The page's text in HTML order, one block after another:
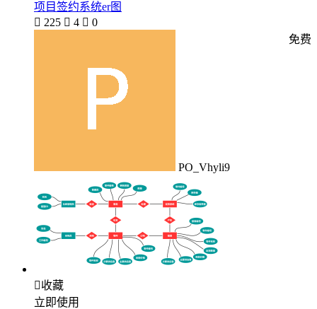
项目签约系统er图
 225  4  0
PO_Vhyli9
免费
收藏
立即使用